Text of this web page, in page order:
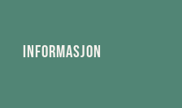
Informasjon